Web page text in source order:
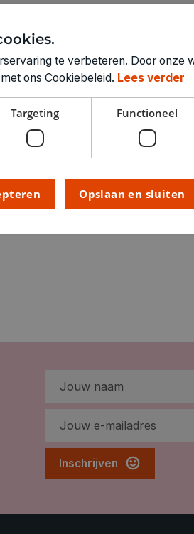
Technische
Inschrijven
te verbeteren. Door onze
ons Cookiebeleid. Lees verder
Targeting Functioneel
Opslaan en sluiten